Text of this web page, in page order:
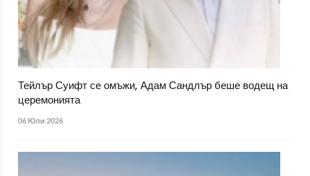
Тейлър Суифт се омъжи, Адам Сандлър беше водещ на
церемонията
06 Юли 2026